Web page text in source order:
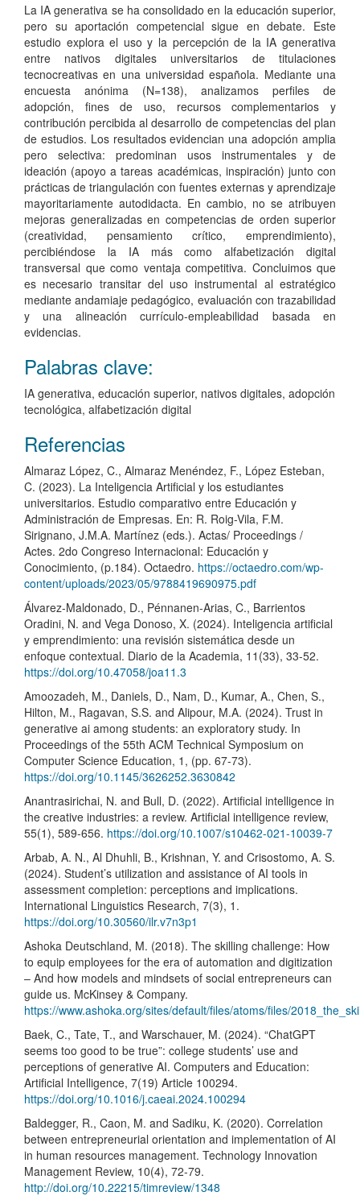
La IA generativa se ha consolidado en la educación superior,
pero su aportación competencial sigue en debate. Este
estudio explora el uso y la percepción de la IA generativa
entre nativos digitales universitarios de titulaciones
tecnocreativas en una universidad española. Mediante una
encuesta anónima (N=138), analizamos perfiles de
adopción, fines de uso, recursos complementarios y
contribución percibida al desarrollo de competencias del plan
de estudios. Los resultados evidencian una adopción amplia
pero selectiva: predominan usos instrumentales y de
ideación (apoyo a tareas académicas, inspiración) junto con
prácticas de triangulación con fuentes externas y aprendizaje
mayoritariamente autodidacta. En cambio, no se atribuyen
mejoras generalizadas en competencias de orden superior
(creatividad, pensamiento crítico, emprendimiento),
percibiéndose la IA más como alfabetización digital
transversal que como ventaja competitiva. Concluimos que
es necesario transitar del uso instrumental al estratégico
mediante andamiaje pedagógico, evaluación con trazabilidad
y una alineación currículo-empleabilidad basada en
evidencias.
Palabras clave:
IA generativa, educación superior, nativos digitales, adopción
tecnológica, alfabetización digital
Detalles
del
artículo
Referencias
Almaraz López, C., Almaraz Menéndez, F., López Esteban,
C. (2023). La Inteligencia Artificial y los estudiantes
universitarios. Estudio comparativo entre Educación y
Administración de Empresas. En: R. Roig-Vila, F.M.
Sirignano, J.M.A. Martínez (eds.). Actas/ Proceedings /
Actes. 2do Congreso Internacional: Educación y
Conocimiento, (p.184). Octaedro. https://octaedro.com/wp-
content/uploads/2023/05/9788419690975.pdf
Álvarez-Maldonado, D., Pénnanen-Arias, C., Barrientos
Oradini, N. and Vega Donoso, X. (2024). Inteligencia artificial
y emprendimiento: una revisión sistemática desde un
enfoque contextual. Diario de la Academia, 11(33), 33-52.
https://doi.org/10.47058/joa11.3
Amoozadeh, M., Daniels, D., Nam, D., Kumar, A., Chen, S.,
Hilton, M., Ragavan, S.S. and Alipour, M.A. (2024). Trust in
generative ai among students: an exploratory study. In
Proceedings of the 55th ACM Technical Symposium on
Computer Science Education, 1, (pp. 67-73).
https://doi.org/10.1145/3626252.3630842
Anantrasirichai, N. and Bull, D. (2022). Artificial intelligence in
the creative industries: a review. Artificial intelligence review,
55(1), 589-656. https://doi.org/10.1007/s10462-021-10039-7
Arbab, A. N., Al Dhuhli, B., Krishnan, Y. and Crisostomo, A. S.
(2024). Student’s utilization and assistance of AI tools in
assessment completion: perceptions and implications.
International Linguistics Research, 7(3), 1.
https://doi.org/10.30560/ilr.v7n3p1
Ashoka Deutschland, M. (2018). The skilling challenge: How
to equip employees for the era of automation and digitization
– And how models and mindsets of social entrepreneurs can
guide us. McKinsey & Company.
https://www.ashoka.org/sites/default/files/atoms/files/
Baek, C., Tate, T., and Warschauer, M. (2024). “ChatGPT
seems too good to be true”: college students’ use and
perceptions of generative AI. Computers and Education:
Artificial Intelligence, 7(19) Article 100294.
https://doi.org/10.1016/j.caeai.2024.100294
Baldegger, R., Caon, M. and Sadiku, K. (2020). Correlation
between entrepreneurial orientation and implementation of AI
in human resources management. Technology Innovation
Management Review, 10(4), 72-79.
http://doi.org/10.22215/timreview/1348